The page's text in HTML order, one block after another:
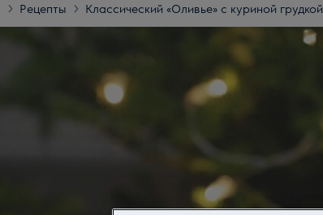
Рецепты Классический «Оливье» с куриной грудкой